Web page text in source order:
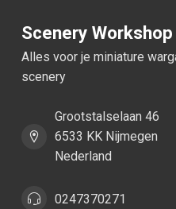
Scenery
Alles voor je miniature
scenery
Grootstalselaan 46
6533 KK Nijmegen
Nederland
0247370271